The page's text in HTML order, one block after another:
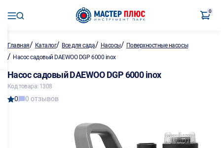
0
Главная/ Каталог/ Все для сада/ Насосы/ Поверхностные насосы
/ Насос садовый DAEWOO DGP 6000 inox
Насос садовый DAEWOO DGP 6000 inox
Код товара: 1308
0 0 отзывов